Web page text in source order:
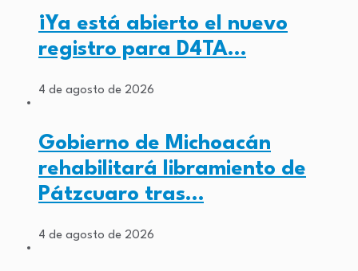
¡Ya está abierto el nuevo
registro para D4TA…
4 de agosto de 2026
Gobierno de Michoacán
rehabilitará libramiento de
Pátzcuaro tras…
4 de agosto de 2026